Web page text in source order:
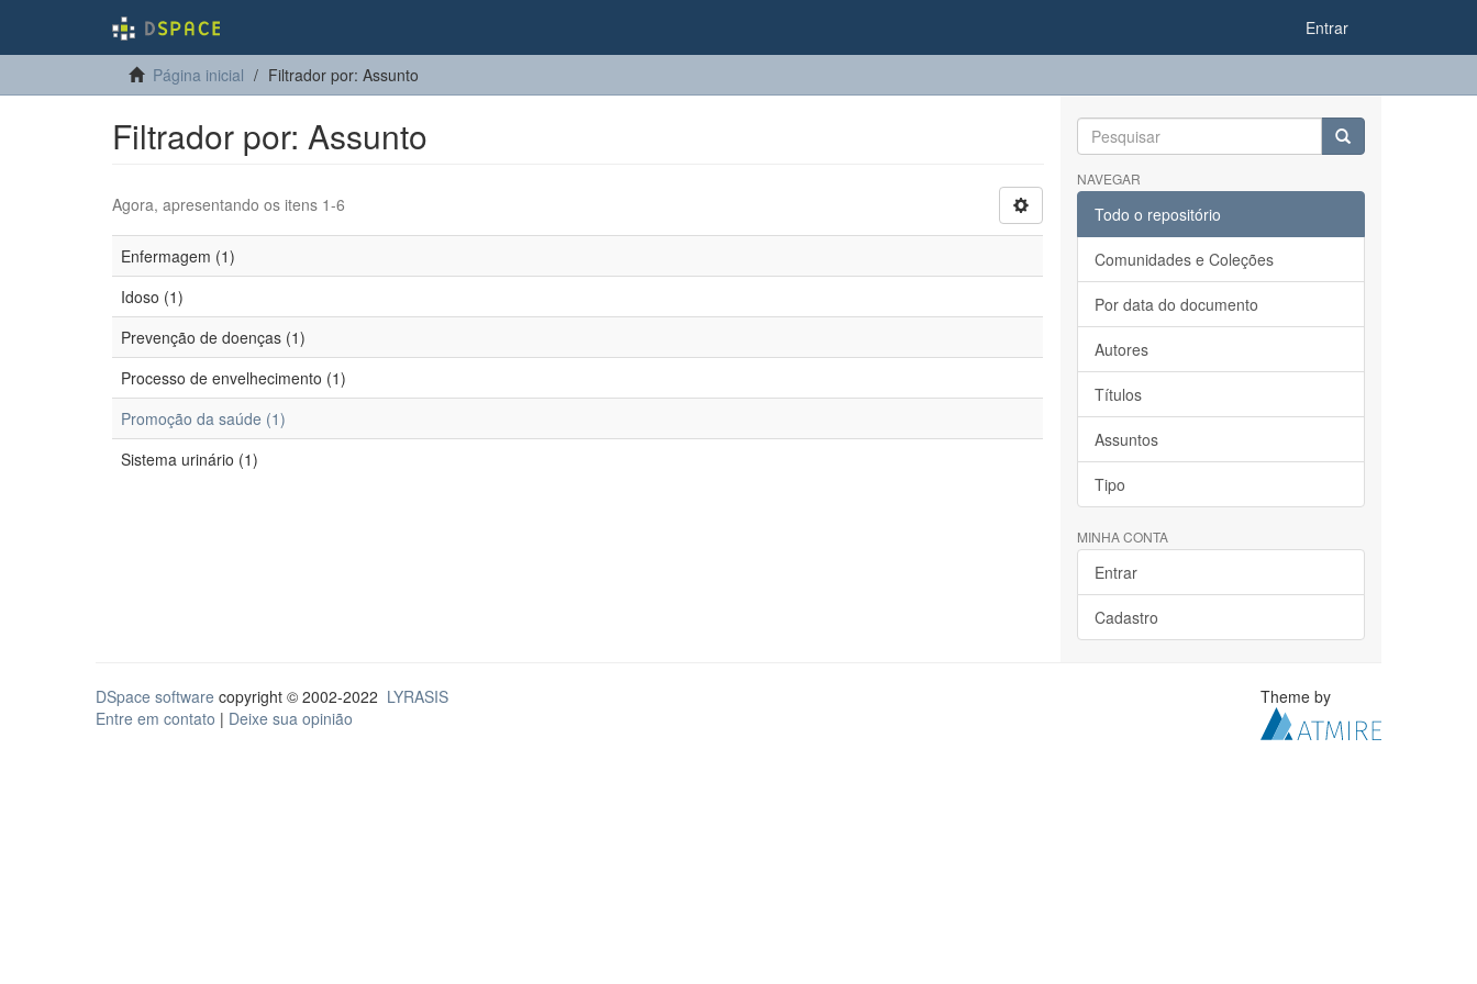
Entrar
Página inicial Filtrador por: Assunto
Filtrador por: Assunto
Agora, apresentando os itens 1-6
Enfermagem (1)
Idoso (1)
Prevenção de doenças (1)
Processo de envelhecimento (1)
Promoção da saúde (1)
Sistema urinário (1)
NAVEGAR
Todo o repositório
Comunidades e Coleções
Por data do documento
Autores
Títulos
Assuntos
Tipo
MINHA CONTA
Entrar
Cadastro
DSpace software copyright © 2002-2022 LYRASIS
Entre em contato | Deixe sua opinião
Theme by